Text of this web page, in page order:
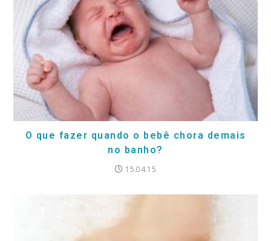
O que fazer quando o bebê chora demais
no banho?
15.04.15